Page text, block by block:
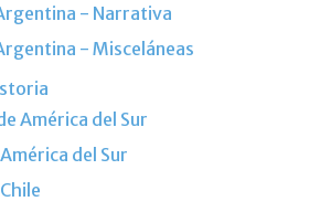
- Narrativa
- Misceláneas
América del Sur
del Sur